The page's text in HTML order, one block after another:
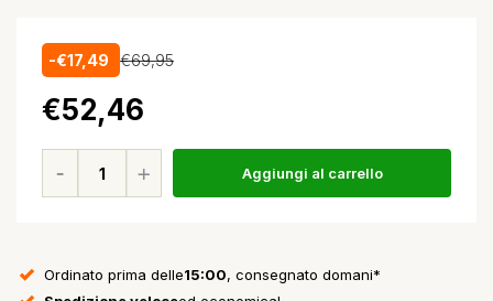
-€17,49 €69,95
€52,46
Aggiungi al carrello
Ordinato prima delle15:00, consegnato domani*